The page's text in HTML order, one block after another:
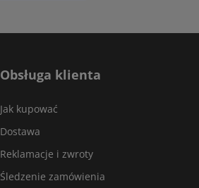
Obsługa klienta
Jak kupować
Dostawa
Reklamacje i zwroty
Śledzenie zamówienia